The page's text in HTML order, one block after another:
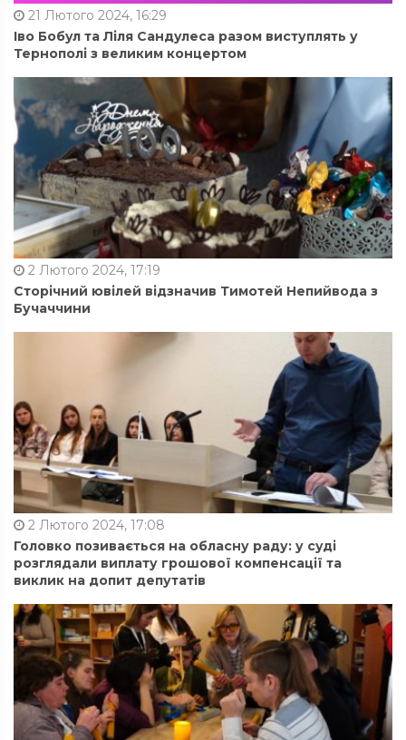
21 Лютого 2024, 16:29
Іво Бобул та Ліля Сандулеса разом виступлять у
Тернополі з великим концертом
2 Лютого 2024, 17:19
Сторічний ювілей відзначив Тимотей Непийвода з
Бучаччини
2 Лютого 2024, 17:08
Головко позивається на обласну раду: у суді
розглядали виплату грошової компенсації та
виклик на допит депутатів